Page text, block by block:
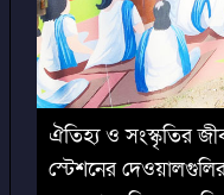
ঐতিহ্য ও সংস্কৃতির
স্টেশনের